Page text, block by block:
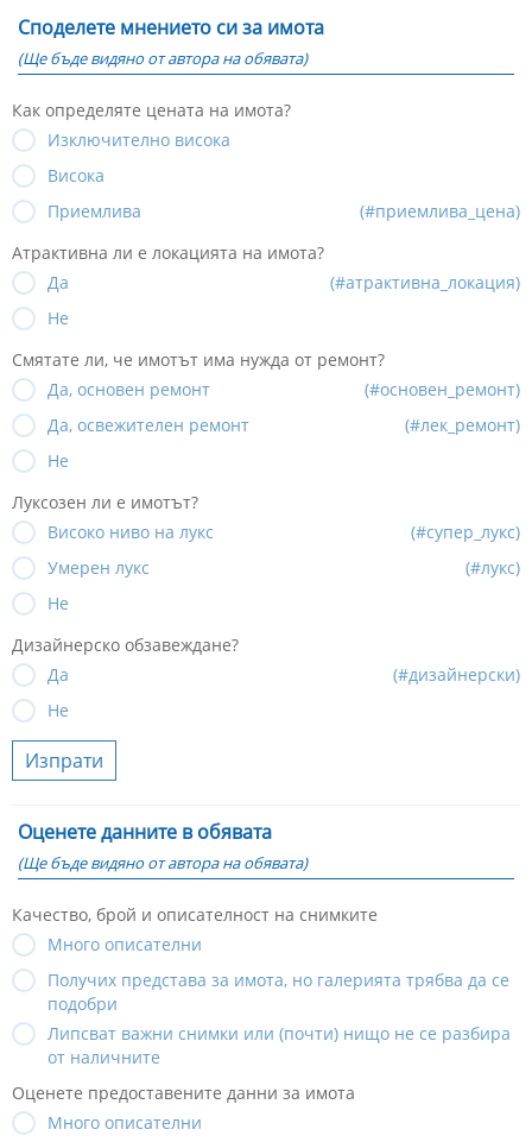
Споделете мнението си за имота
(Ще бъде видяно от автора на обявата)
Как определяте цената на имота?
Изключително висока
Висока
Приемлива
(#приемлива_цена)
Атрактивна ли е локацията на имота?
Да
(#атрактивна_локация)
Не
Смятате ли, че имотът има нужда от ремонт?
Да, основен ремонт
(#основен_ремонт)
Да, освежителен ремонт
(#лек_ремонт)
Не
Луксозен ли е имотът?
Високо ниво на лукс
(#супер_лукс)
Умерен лукс
(#лукс)
Не
Дизайнерско обзавеждане?
Да
(#дизайнерски)
Не
Изпрати
Оценете данните в обявата
(Ще бъде видяно от автора на обявата)
Качество, брой и описателност на снимките
Много описателни
Получих представа за имота, но галерията трябва да се
подобри
Липсват важни снимки или (почти) нищо не се разбира
от наличните
Оценете предоставените данни за имота
Много описателни